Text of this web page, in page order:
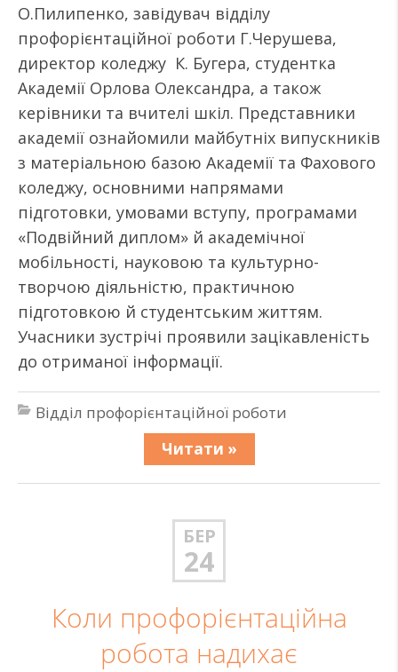
О.Пилипенко, завідувач відділу
профорієнтаційної роботи Г.Черушева,
директор коледжу К. Бугера, студентка
Академії Орлова Олександра, а також
керівники та вчителі шкіл. Представники
академії ознайомили майбутніх випускників
з матеріальною базою Академії та Фахового
коледжу, основними напрямами
підготовки, умовами вступу, програмами
«Подвійний диплом» й академічної
мобільності, науковою та культурно-
творчою діяльністю, практичною
підготовкою й студентським життям.
Учасники зустрічі проявили зацікавленість
до отриманої інформації.
Відділ профорієнтаційної роботи
Читати »
БЕР
24
Коли профорієнтаційна
робота надихає